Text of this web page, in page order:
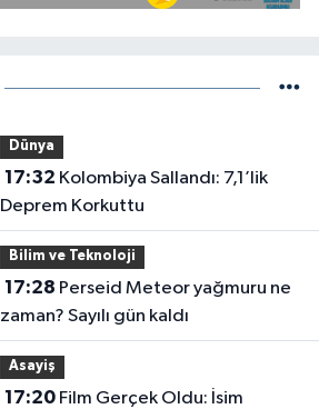
Dünya
17:32
Deprem Korkuttu
Bilim ve Teknoloji
17:28
zaman? Sayılı gün kaldı
Asayiş
17:20Film Gerçek Oldu: İsim